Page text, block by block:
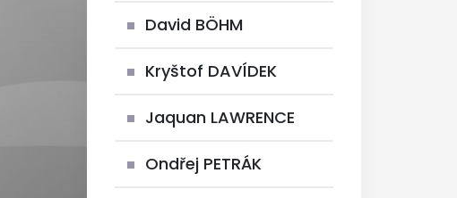
David BÖHM
Kryštof DAVÍDEK
Jaquan LAWRENCE
Ondřej PETRÁK